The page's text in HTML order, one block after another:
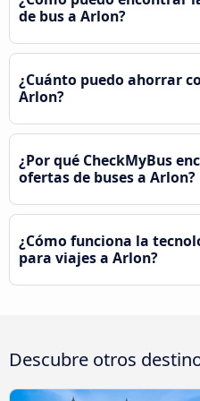
de bus a Arlon?
¿Cuánto puedo ahorrar
Arlon?
¿Por qué CheckMyBus
ofertas de buses a Arlon?
¿Cómo funciona la
para viajes a Arlon?
Descubre otros